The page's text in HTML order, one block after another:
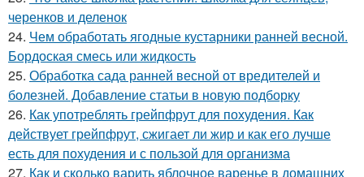
черенков и деленок
24. Чем обработать ягодные кустарники ранней весной.
Бордоская смесь или жидкость
25. Обработка сада ранней весной от вредителей и
болезней. Добавление статьи в новую подборку
26. Как употреблять грейпфрут для похудения. Как
действует грейпфрут, сжигает ли жир и как его лучше
есть для похудения и с пользой для организма
27. Как и сколько варить яблочное варенье в домашних